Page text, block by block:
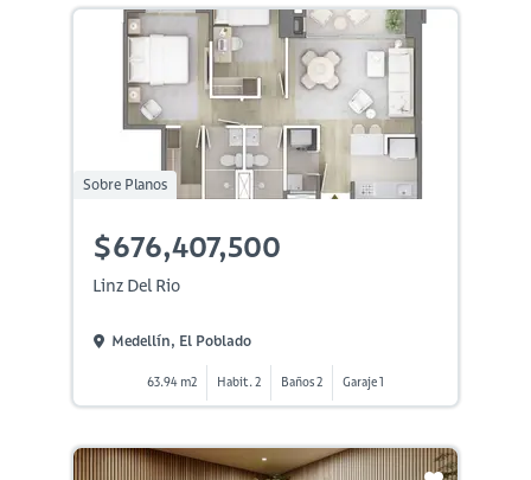
Sobre Planos
$676,407,500
Linz Del Rio
Medellín, El Poblado
63.94 m2 Habit. 2 Baños 2 Garaje 1